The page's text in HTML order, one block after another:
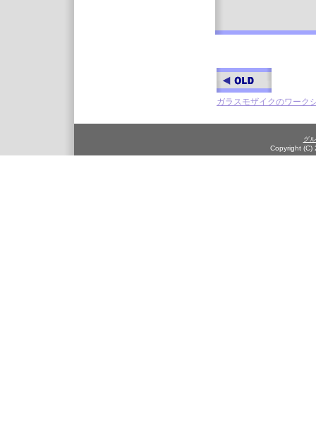
ガラスモザイクのワーク
グ
Copyright (C)